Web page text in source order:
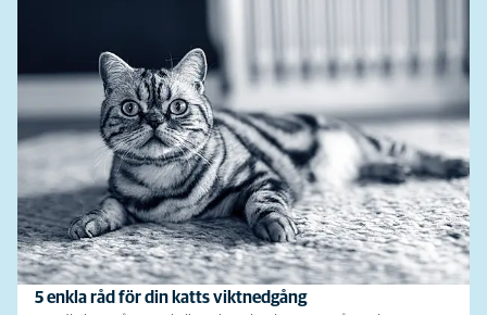
5 enkla råd för din katts viktnedgång